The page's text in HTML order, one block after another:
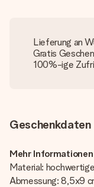
Lieferung an
Gratis
100%-ige
Geschenkdaten
Mehr
Material:
Abmessung: 8,5x9